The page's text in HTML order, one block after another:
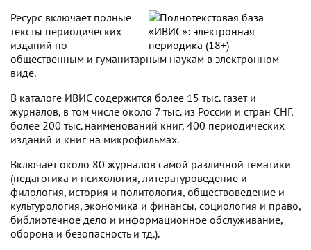
Ресурс включает полные
тексты периодических
изданий по
общественным и гуманитарным наукам в электронном
виде.
В каталоге ИВИС содержится более 15 тыс. газет и
журналов, в том числе около 7 тыс. из России и стран СНГ,
более 200 тыс. наименований книг, 400 периодических
изданий и книг на микрофильмах.
Включает около 80 журналов самой различной тематики
(педагогика и психология, литературоведение и
филология, история и политология, обществоведение и
культурология, экономика и финансы, социология и право,
библиотечное дело и информационное обслуживание,
оборона и безопасность и тд.).